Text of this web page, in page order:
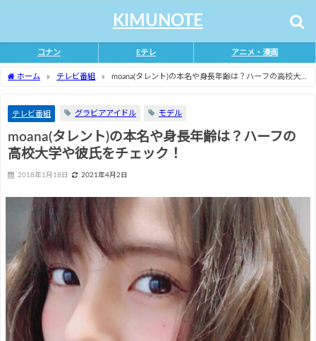
KIMUNOTE
コナン Eテレ アニメ・漫画
ホーム テレビ番組
moana(タレント)の本名や身長年齢は？ハーフの高校大
テレビ番組 グラビアアイドル モデル
moana(タレント)の本名や身長年齢は？ハーフの
高校大学や彼氏をチェック！
2018年1月18日 2021年4月2日